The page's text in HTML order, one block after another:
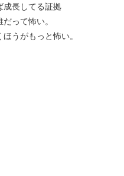
成長してる証拠
って怖い。
うがもっと怖い。